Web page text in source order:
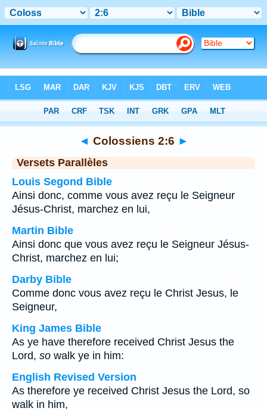
Chapitre 2 > Verset 6
◄ Colossiens 2:6 ►
Versets Parallèles
Louis Segond Bible
Ainsi donc, comme vous avez reçu le Seigneur
Jésus-Christ, marchez en lui,
Martin Bible
Ainsi donc que vous avez reçu le Seigneur Jésus-
Christ, marchez en lui;
Darby Bible
Comme donc vous avez reçu le Christ Jesus, le
Seigneur,
King James Bible
As ye have therefore received Christ Jesus the
Lord, so walk ye in him:
English Revised Version
As therefore ye received Christ Jesus the Lord, so
walk in him,